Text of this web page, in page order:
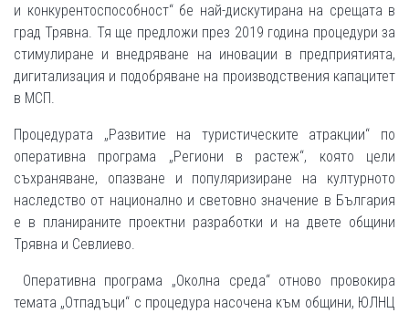
и конкурентоспособност“ бе най-дискутирана на срещата в
град Трявна. Тя ще предложи през 2019 година процедури за
стимулиране и внедряване на иновации в предприятията,
дигитализация и подобряване на производствения капацитет
в МСП.
Процедурата „Развитие на туристическите атракции“ по
оперативна програма „Региони в растеж“, която цели
съхраняване, опазване и популяризиране на културното
наследство от национално и световно значение в България
е в планираните проектни разработки и на двете общини
Трявна и Севлиево.
Оперативна програма „Околна среда“ отново провокира
темата „Отпадъци“ с процедура насочена към общини, ЮЛНЦ